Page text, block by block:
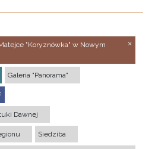
"Koryznówka" w Nowym
Galeria "Panorama"
Dawnej
Siedziba